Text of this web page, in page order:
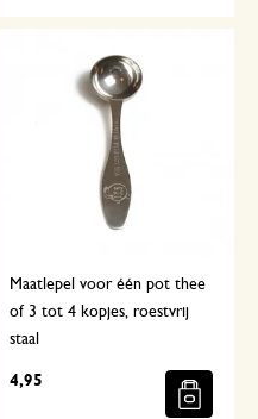
Maatlepel voor één pot thee
of 3 tot 4 kopjes, roestvrij
staal
4,95